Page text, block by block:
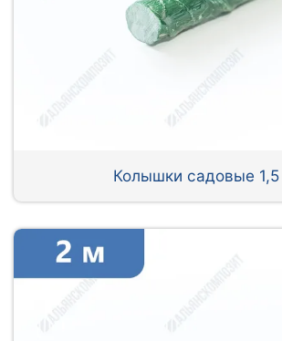
Колышки садовые